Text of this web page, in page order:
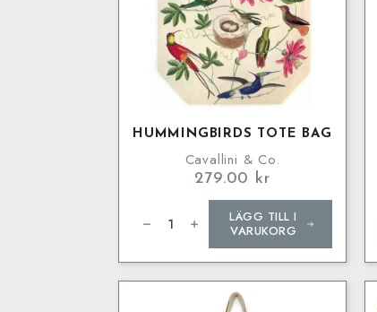
HUMMINGBIRDS TOTE BAG
Cavallini & Co.
279.00 kr
Hummingbirds
Bag
LÄGG TILL I
VARUKORG